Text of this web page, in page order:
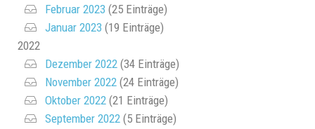
Februar 2023 (25 Einträge)
Januar 2023 (19 Einträge)
2022
Dezember 2022 (34 Einträge)
November 2022 (24 Einträge)
Oktober 2022 (21 Einträge)
September 2022 (5 Einträge)